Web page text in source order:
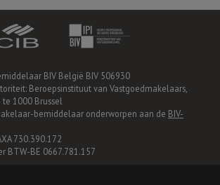
BIV België BIV 506930
Beroepsinstituut van Vastgoedmakelaars,
1000 Brussel
bemiddelaar onderworpen aan de BIV-
730.390.172
BTW-BE 0667.781.157